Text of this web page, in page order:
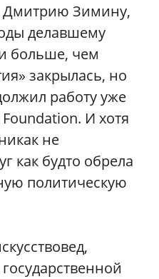
Дмитрию Зимину,
делавшему
больше, чем
закрылась, но
работу уже
И хотя
не
как будто обрела
политическую